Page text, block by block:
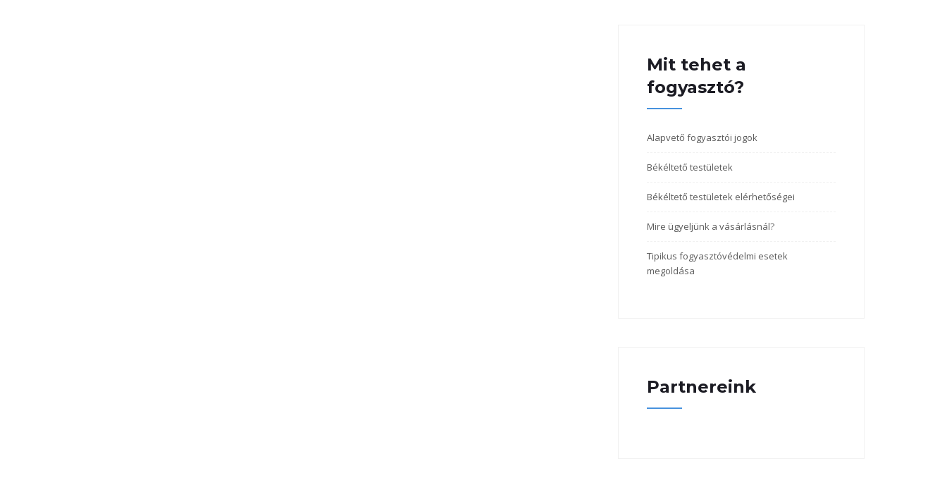
Mit tehet a
fogyasztó?
Alapvető fogyasztói jogok
Békéltető testületek
Békéltető testületek elérhetőségei
Mire ügyeljünk a vásárlásnál?
Tipikus fogyasztóvédelmi esetek
megoldása
Partnereink